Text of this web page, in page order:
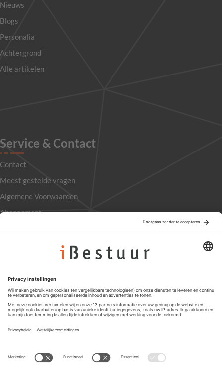
Nieuws
Blogs
Personalia
Achtergrond
Alle artikelen
Service & Contact
Contact
Meest gestelde vragen
Algemene Voorwaarden
Abonnement
Privacyinstellingen